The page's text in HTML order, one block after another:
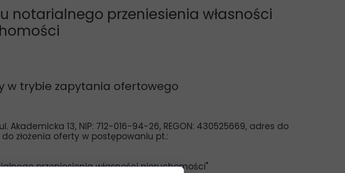
w trybie zapytania ofertowego
notarialnego przeniesienia własności
13, NIP: 712-016-94-26, REGON: 430525669, adres do
złożenia oferty w postępowaniu pt.:
przeniesienia własności nieruchomości"